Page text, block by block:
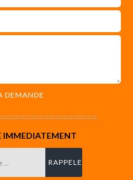
IMMEDIATEMENT